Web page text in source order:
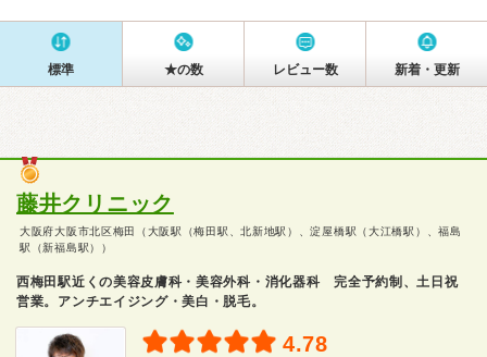
標準 ★の数 レビュー数 新着・更新
藤井クリニック
大阪府大阪市北区梅田（大阪駅（梅田駅、北新地駅）、淀屋橋駅（大江橋駅）、福島
駅（新福島駅））
西梅田駅近くの美容皮膚科・美容外科・消化器科 完全予約制、土日祝
営業。アンチエイジング・美白・脱毛。
4.78